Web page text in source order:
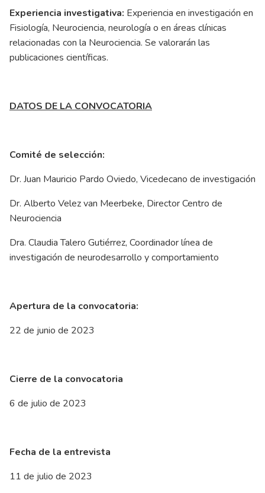
Experiencia investigativa: Experiencia en investigación en
Fisiología, Neurociencia, neurología o en áreas clínicas
relacionadas con la Neurociencia. Se valorarán las
publicaciones científicas.
DATOS DE LA CONVOCATORIA
Comité de selección:
Dr. Juan Mauricio Pardo Oviedo, Vicedecano de investigación
Dr. Alberto Velez van Meerbeke, Director Centro de
Neurociencia
Dra. Claudia Talero Gutiérrez, Coordinador línea de
investigación de neurodesarrollo y comportamiento
Apertura de la convocatoria:
22 de junio de 2023
Cierre de la convocatoria
6 de julio de 2023
Fecha de la entrevista
11 de julio de 2023